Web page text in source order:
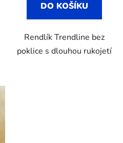
DO KOŠÍKU
Rendlík Trendline bez
poklice s dlouhou rukojetí